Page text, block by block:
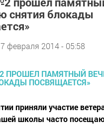
снятия блокады
февраля 2014 - 05:58
приняли участие
школы часто